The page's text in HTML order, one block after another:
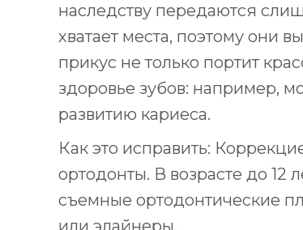
наследству передаются
хватает места, поэтому они
прикус не только портит
здоровье зубов: например,
развитию кариеса.
Как это исправить:
ортодонты. В возрасте до 12
съемные ортодонтические
или элайнеры.